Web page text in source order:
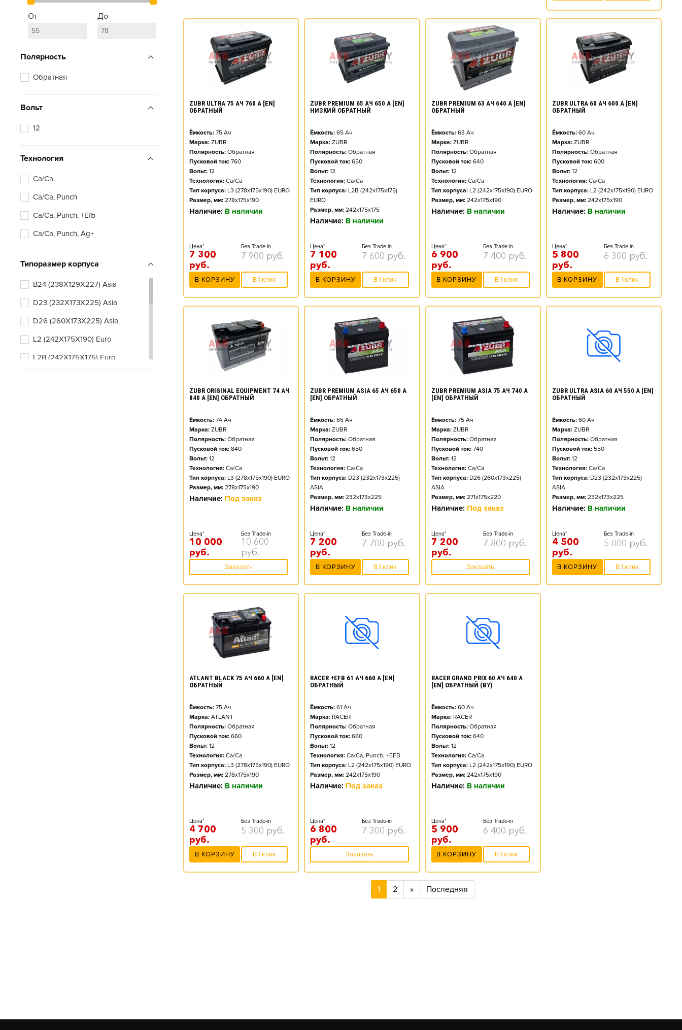
От До
Полярность
Обратная
Вольт
12
Технология
Ca/Ca
Ca/Ca, Punch
Ca/Ca, Punch, +Efb
Ca/Ca, Punch, Ag+
Типоразмер корпуса
B24 (238X129X227) Asia
D23 (232X173X225) Asia
D26 (260X173X225) Asia
L2 (242X175X190) Euro
L2B (242X175X175) Euro
ZUBR ULTRA 75 АЧ 760 А [EN]
ОБРАТНЫЙ
Ёмкость: 75 Ач
Марка: ZUBR
Полярность: Обратная
Пусковой ток: 760
Вольт: 12
Технология: Ca/Ca
Тип корпуса: L3 (278x175x190) EURO
Размер, мм: 278x175x190
Наличие: В наличии
Цена*
7 300
руб.
Без Trade-in
7 900 руб.
В КОРЗИНУ В 1 клик
ZUBR PREMIUM 65 АЧ 650 А [EN]
НИЗКИЙ ОБРАТНЫЙ
Ёмкость: 65 Ач
Марка: ZUBR
Полярность: Обратная
Пусковой ток: 650
Вольт: 12
Технология: Ca/Ca
Тип корпуса: L2B (242x175x175)
EURO
Размер, мм: 242x175x175
Наличие: В наличии
Цена*
7 100
руб.
Без Trade-in
7 600 руб.
В КОРЗИНУ В 1 клик
ZUBR PREMIUM 63 АЧ 640 А [EN]
ОБРАТНЫЙ
Ёмкость: 63 Ач
Марка: ZUBR
Полярность: Обратная
Пусковой ток: 640
Вольт: 12
Технология: Ca/Ca
Тип корпуса: L2 (242x175x190) EURO
Размер, мм: 242x175x190
Наличие: В наличии
Цена*
6 900
руб.
Без Trade-in
7 400 руб.
В КОРЗИНУ В 1 клик
ZUBR ULTRA 60 АЧ 600 А [EN]
ОБРАТНЫЙ
Ёмкость: 60Ач
Марка: ZUBR
Полярность: Обратная
Пусковой ток: 600
Вольт: 12
Технология: Ca/Ca
Тип корпуса: L2 (242x175x190) EURO
Размер, мм: 242x175x190
Наличие: В наличии
Цена*
5 800
руб.
Без Trade-in
6 300 руб.
В КОРЗИНУ В 1 клик
ZUBR ORIGINAL EQUIPMENT 74 АЧ
840 А [EN] ОБРАТНЫЙ
Ёмкость: 74 Ач
Марка: ZUBR
Полярность: Обратная
Пусковой ток: 840
Вольт: 12
Технология: Ca/Ca
Тип корпуса: L3 (278x175x190) EURO
Размер, мм: 278x175x190
Наличие: Под заказ
Цена*
10 000
руб.
Без Trade-in
10 600
руб.
Заказать
ZUBR PREMIUM ASIA 65 АЧ 650 А
[EN] ОБРАТНЫЙ
Ёмкость: 65 Ач
Марка: ZUBR
Полярность: Обратная
Пусковой ток: 650
Вольт: 12
Технология: Ca/Ca
Тип корпуса: D23 (232x173x225)
ASIA
Размер, мм: 232x173x225
Наличие: В наличии
Цена*
7 200
руб.
Без Trade-in
7 700 руб.
В КОРЗИНУ В 1 клик
ZUBR PREMIUM ASIA 75 АЧ 740 А
[EN] ОБРАТНЫЙ
Ёмкость: 75Ач
Марка: ZUBR
Полярность: Обратная
Пусковой ток: 740
Вольт: 12
Технология: Ca/Ca
Тип корпуса: D26 (260x173x225)
ASIA
Размер, мм: 271x175x220
Наличие: Под заказ
Цена*
7 200
руб.
Без Trade-in
7 800 руб.
Заказать
ZUBR ULTRA ASIA 60 АЧ 550 А [EN]
ОБРАТНЫЙ
Ёмкость: 60Ач
Марка: ZUBR
Полярность: Обратная
Пусковой ток: 550
Вольт: 12
Технология: Ca/Ca
Тип корпуса: D23 (232x173x225)
ASIA
Размер, мм: 232x173x225
Наличие: В наличии
Цена*
4 500
руб.
Без Trade-in
5 000 руб.
В КОРЗИНУ В 1 клик
ATLANT BLACK 75 АЧ 660 А [EN]
ОБРАТНЫЙ
Ёмкость: 75 Ач
Марка: ATLANT
Полярность: Обратная
Пусковой ток: 660
Вольт: 12
Технология: Ca/Ca
Тип корпуса: L3 (278x175x190) EURO
Размер, мм: 278x175x190
Наличие: В наличии
Цена*
4 700
руб.
Без Trade-in
5 300 руб.
В КОРЗИНУ В 1 клик
RACER +EFB 61 АЧ 660 А [EN]
ОБРАТНЫЙ
Ёмкость: 61 Ач
Марка: RACER
Полярность: Обратная
Пусковой ток: 660
Вольт: 12
Технология: Ca/Ca, Punch, +EFB
Тип корпуса: L2 (242x175x190) EURO
Размер, мм: 242x175x190
Наличие: Под заказ
Цена*
6 800
руб.
Без Trade-in
7 300 руб.
Заказать
RACER GRAND PRIX 60 АЧ 640 А
[EN] ОБРАТНЫЙ (BY)
Ёмкость: 60Ач
Марка: RACER
Полярность: Обратная
Пусковой ток: 640
Вольт: 12
Технология: Ca/Ca
Тип корпуса: L2 (242x175x190) EURO
Размер, мм: 242x175x190
Наличие: В наличии
Цена*
5 900
руб.
Без Trade-in
6 400 руб.
В КОРЗИНУ В 1 клик
1 2 » Последняя